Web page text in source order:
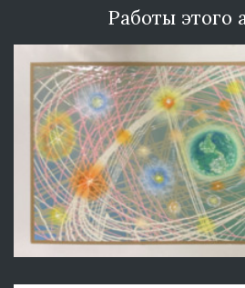
Работы этого